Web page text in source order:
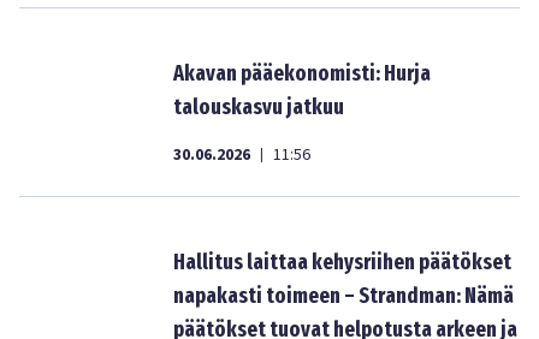
Akavan pääekonomisti: Hurja
talouskasvu jatkuu
30.06.2026 | 11:56
Hallitus laittaa kehysriihen päätökset
napakasti toimeen – Strandman: Nämä
päätökset tuovat helpotusta arkeen ja